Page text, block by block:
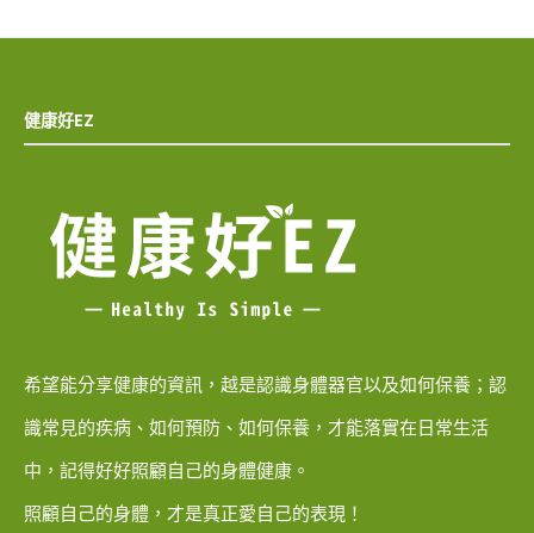
健康好EZ
希望能分享健康的資訊，越是認識身體器官以及如何保養；認
識常見的疾病、如何預防、如何保養，才能落實在日常生活
中，記得好好照顧自己的身體健康。
照顧自己的身體，才是真正愛自己的表現！